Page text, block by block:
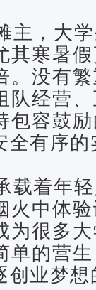
主，大
其寒暑
。没有
队经营
包容鼓
全有序
载着年
火中体
为很多
单的营
创业梦想